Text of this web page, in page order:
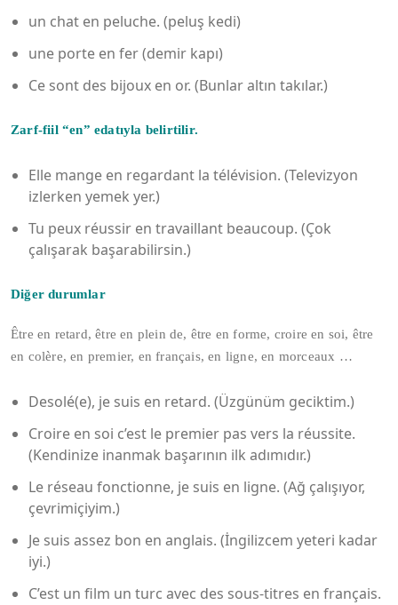
un chat en peluche. (peluş kedi)
une porte en fer (demir kapı)
Ce sont des bijoux en or. (Bunlar altın takılar.)
Zarf-fiil “en” edatıyla belirtilir.
Elle mange en regardant la télévision. (Televizyon
izlerken yemek yer.)
Tu peux réussir en travaillant beaucoup. (Çok
çalışarak başarabilirsin.)
Diğer durumlar
Être en retard, être en plein de, être en forme, croire en soi, être
en colère, en premier, en français, en ligne, en morceaux …
Desolé(e), je suis en retard. (Üzgünüm geciktim.)
Croire en soi c’est le premier pas vers la réussite.
(Kendinize inanmak başarının ilk adımıdır.)
Le réseau fonctionne, je suis en ligne. (Ağ çalışıyor,
çevrimiçiyim.)
Je suis assez bon en anglais. (İngilizcem yeteri kadar
iyi.)
C’est un film un turc avec des sous-titres en français.